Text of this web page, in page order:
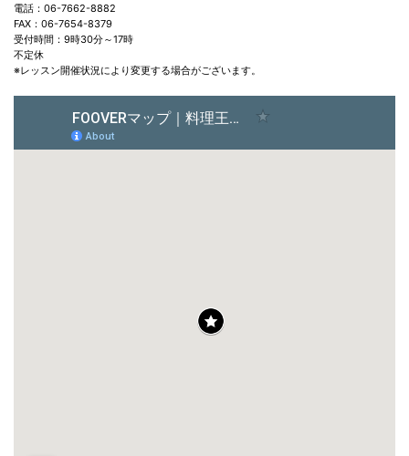
電話：06-7662-8882
FAX：06-7654-8379
受付時間：9時30分～17時
不定休
※レッスン開催状況により変更する場合がございます。